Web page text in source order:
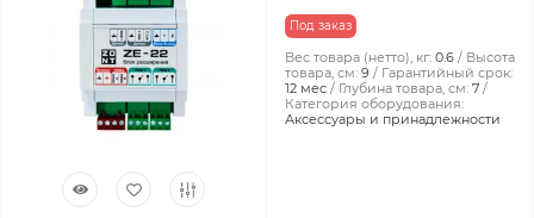
Под заказ
Вес товара (нетто), кг: 0.6
Высота
товара, см: 9
Гарантийный срок:
12 мес
Глубина товара, см: 7
Категория оборудования:
Аксессуары и принадлежности